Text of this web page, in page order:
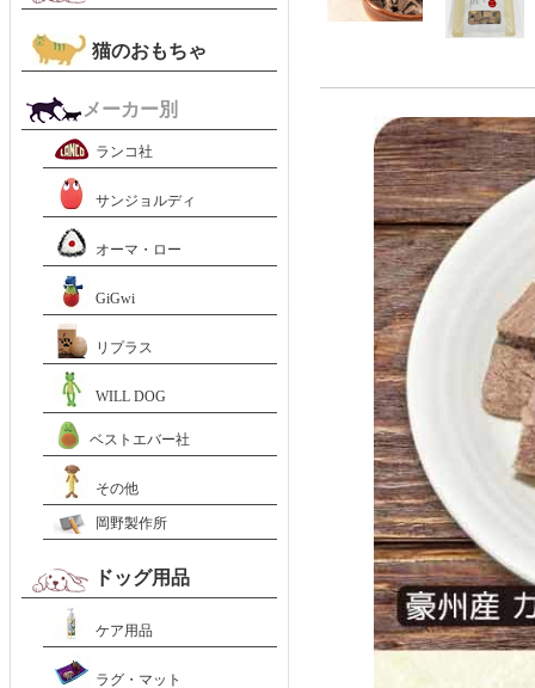
猫のおもちゃ
メーカー別
ランコ社
サンジョルディ
オーマ・ロー
GiGwi
リプラス
WILL DOG
ベストエバー社
その他
岡野製作所
ドッグ用品
ケア用品
ラグ・マット